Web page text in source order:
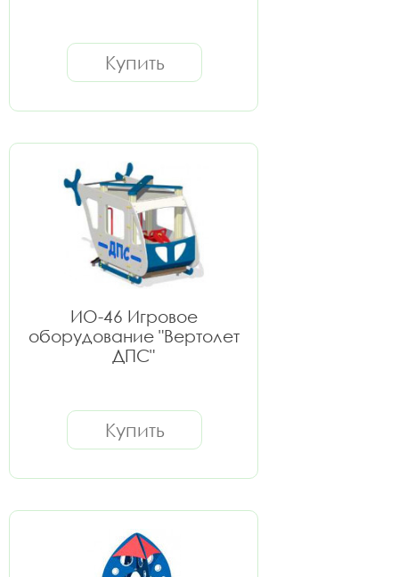
Купить
ИО-46 Игровое
оборудование "Вертолет
ДПС"
Купить